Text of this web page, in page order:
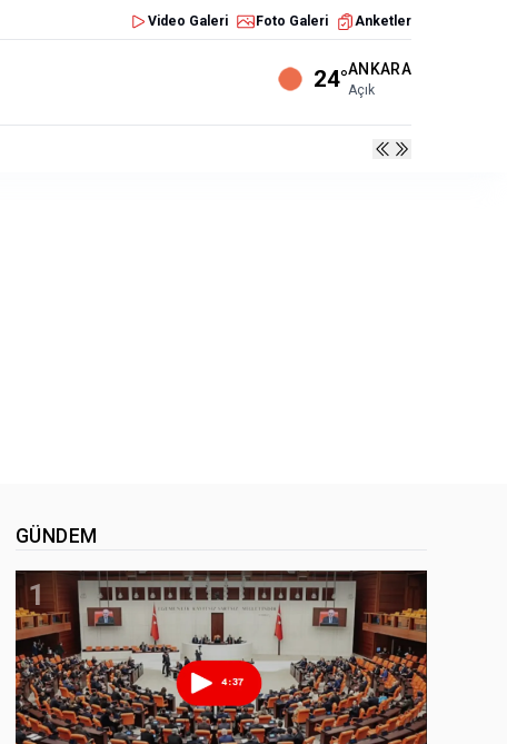
Video Galeri Foto Galeri Anketler
24°ANKARA
Açık
GÜNDEM
1